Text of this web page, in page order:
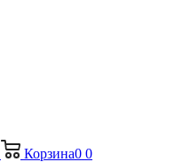
Корзина0 0